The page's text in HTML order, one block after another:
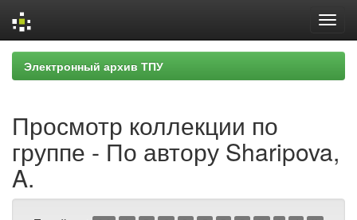
Skip
navigation
Электронный архив ТПУ
Просмотр коллекции по
группе - По автору Sharipova,
A.